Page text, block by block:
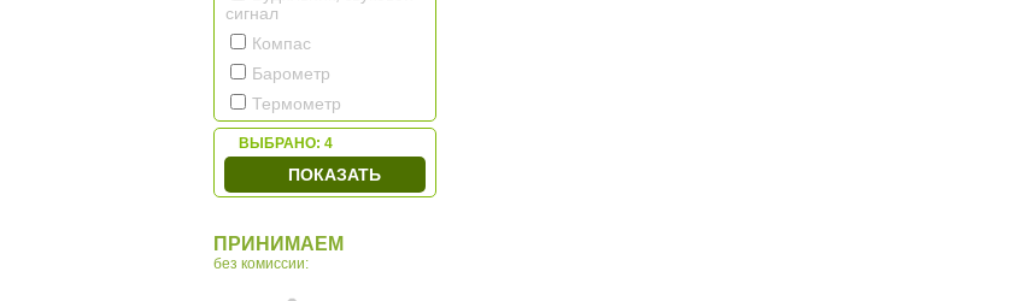
сигнал
Компас
Барометр
Термометр
ВЫБРАНО: 4
ПОКАЗАТЬ
ПРИНИМАЕМ
без комиссии: